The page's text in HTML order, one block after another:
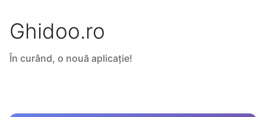
Ghidoo.ro
În curând, o nouă aplicație!